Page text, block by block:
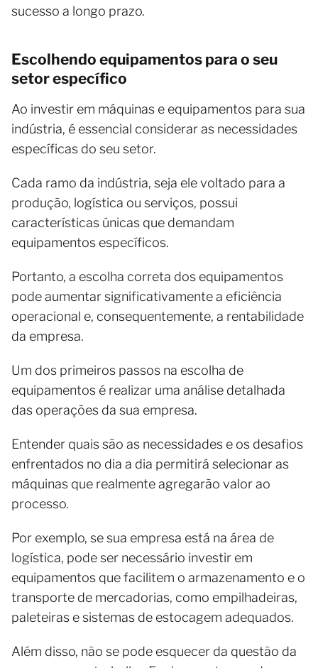
sucesso a longo prazo.
Escolhendo equipamentos para o seu
setor específico
Ao investir em máquinas e equipamentos para sua
indústria, é essencial considerar as necessidades
específicas do seu setor.
Cada ramo da indústria, seja ele voltado para a
produção, logística ou serviços, possui
características únicas que demandam
equipamentos específicos.
Portanto, a escolha correta dos equipamentos
pode aumentar significativamente a eficiência
operacional e, consequentemente, a rentabilidade
da empresa.
Um dos primeiros passos na escolha de
equipamentos é realizar uma análise detalhada
das operações da sua empresa.
Entender quais são as necessidades e os desafios
enfrentados no dia a dia permitirá selecionar as
máquinas que realmente agregarão valor ao
processo.
Por exemplo, se sua empresa está na área de
logística, pode ser necessário investir em
equipamentos que facilitem o armazenamento e o
transporte de mercadorias, como empilhadeiras,
paleteiras e sistemas de estocagem adequados.
Além disso, não se pode esquecer da questão da